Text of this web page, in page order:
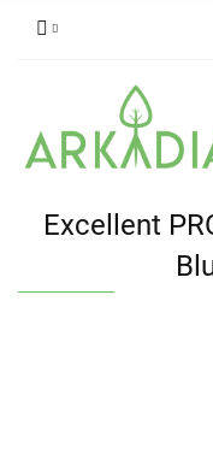
Excellent